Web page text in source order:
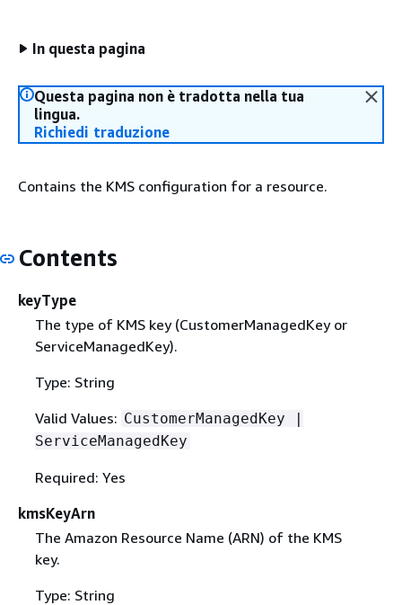
In questa pagina
Questa pagina non è tradotta nella tua
lingua.
Richiedi traduzione
Contains the KMS configuration for a resource.
Contents
keyType
The type of KMS key (CustomerManagedKey or
ServiceManagedKey).
Type: String
Valid Values: CustomerManagedKey |
ServiceManagedKey
Required: Yes
kmsKeyArn
The Amazon Resource Name (ARN) of the KMS
key.
Type: String